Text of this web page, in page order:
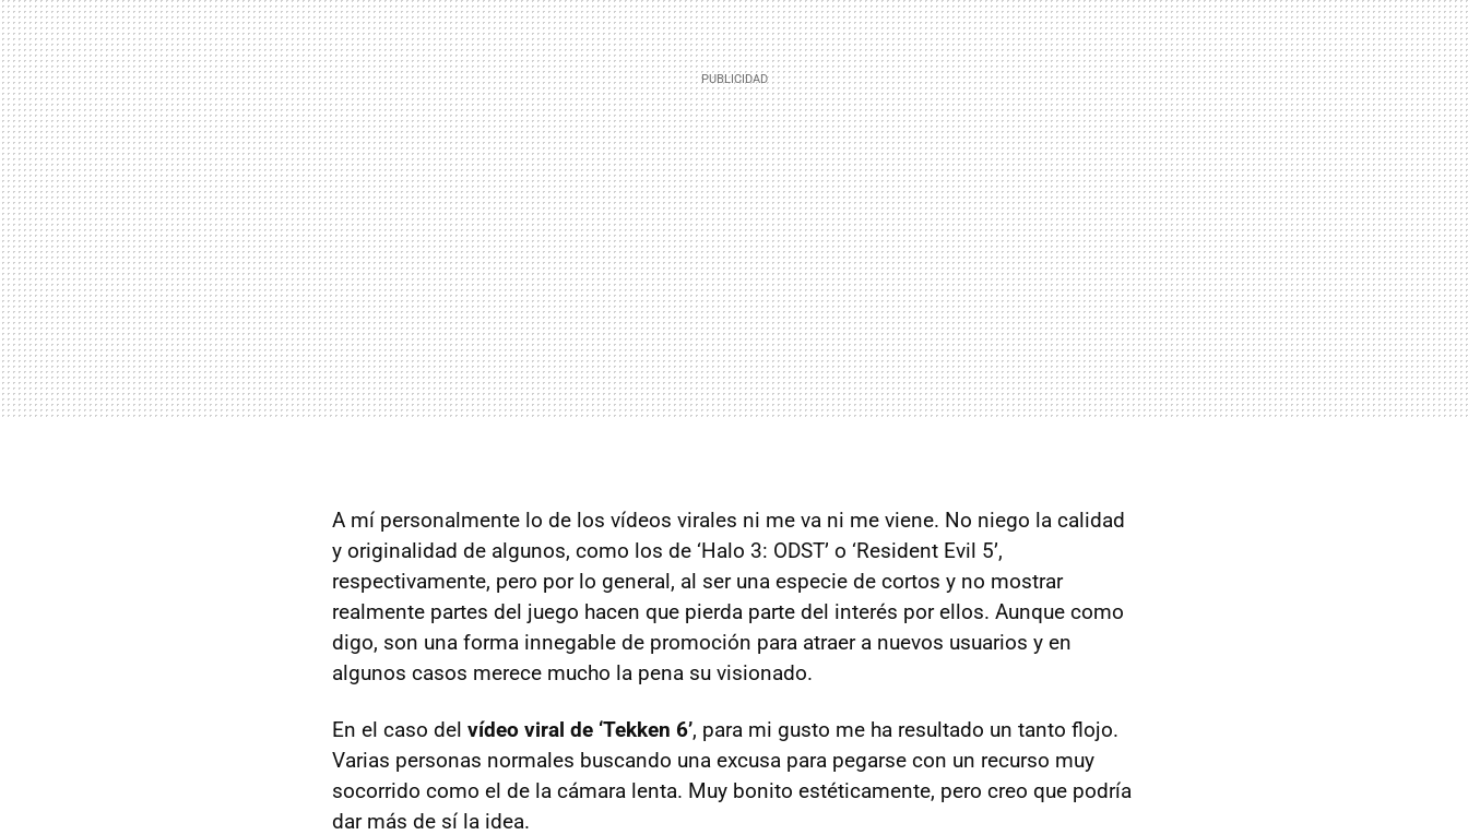
A mí personalmente lo de los vídeos virales ni me va ni me viene. No niego la calidad
y originalidad de algunos, como los de ‘Halo 3: ODST’ o ‘Resident Evil 5’,
respectivamente, pero por lo general, al ser una especie de cortos y no mostrar
realmente partes del juego hacen que pierda parte del interés por ellos. Aunque como
digo, son una forma innegable de promoción para atraer a nuevos usuarios y en
algunos casos merece mucho la pena su visionado.
En el caso del vídeo viral de ‘Tekken 6’, para mi gusto me ha resultado un tanto flojo.
Varias personas normales buscando una excusa para pegarse con un recurso muy
socorrido como el de la cámara lenta. Muy bonito estéticamente, pero creo que podría
dar más de sí la idea.